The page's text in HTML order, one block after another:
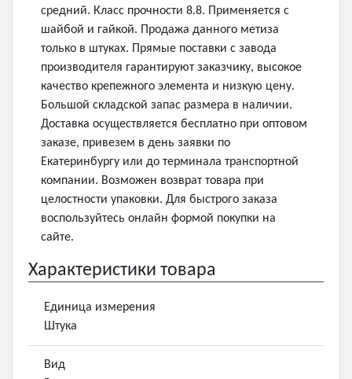
средний. Класс прочности 8.8. Применяется с
шайбой и гайкой. Продажа данного метиза
только в штуках. Прямые поставки с завода
производителя гарантируют заказчику, высокое
качество крепежного элемента и низкую цену.
Большой складской запас размера в наличии.
Доставка осуществляется бесплатно при оптовом
заказе, привезем в день заявки по
Екатеринбургу или до терминала транспортной
компании. Возможен возврат товара при
целостности упаковки. Для быстрого заказа
воспользуйтесь онлайн формой покупки на
сайте.
Характеристики товара
Единица измерения
Штука
Вид